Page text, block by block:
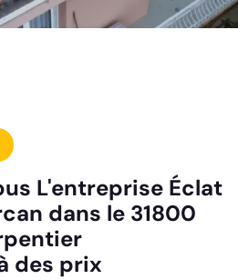
L'entreprise Éclat
dans le 31800
des prix